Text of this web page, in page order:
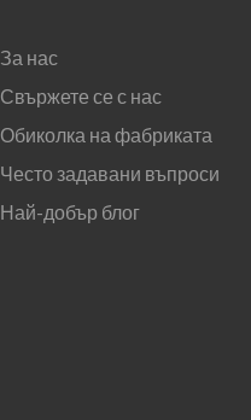
За нас
Свържете се с нас
Обиколка на фабриката
Често задавани въпроси
Най-добър блог